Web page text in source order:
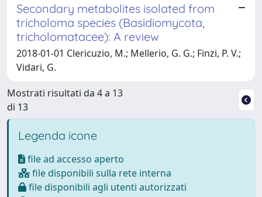
Secondary metabolites isolated from
tricholoma species (Basidiomycota,
tricholomatacee): A review
2018-01-01 Clericuzio, M.; Mellerio, G. G.; Finzi, P. V.;
Vidari, G.
Mostrati risultati da 4 a 13
di 13
Legenda icone
file ad accesso aperto
file disponibili sulla rete interna
file disponibili agli utenti autorizzati